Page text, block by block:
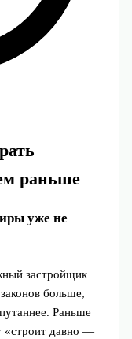
раньше
уже не
застройщик
больше,
Раньше
«строит давно —